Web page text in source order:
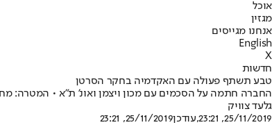
אוכל
מגזין
אנחנו מגייסים
English
X
חדשות
טבע תשתף פעולה עם האקדמיה בחקר הסרטן
החברה חתמה על הסכמים עם מכון ויצמן ואונ' ת"א • המטרה:
גלעד צוויק
25/11/2019, 23:21
,עודכן25/11/2019, 23:21